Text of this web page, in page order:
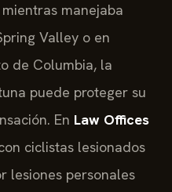
manejaba
Valley o en
de Columbia, la
puede proteger su
En Law Offices
ciclistas lesionados
lesiones personales